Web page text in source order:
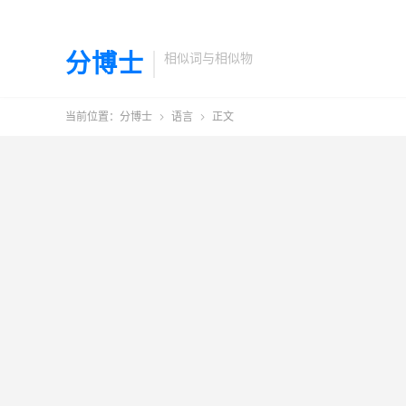
分博士 相似词与相似物
当前位置： 分博士  语言  正文